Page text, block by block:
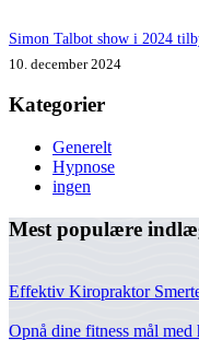
Simon Talbot show i 2024
10. december 2024
Kategorier
Generelt
Hypnose
ingen
Mest populære
Effektiv Kiropraktor
Opnå dine fitness mål